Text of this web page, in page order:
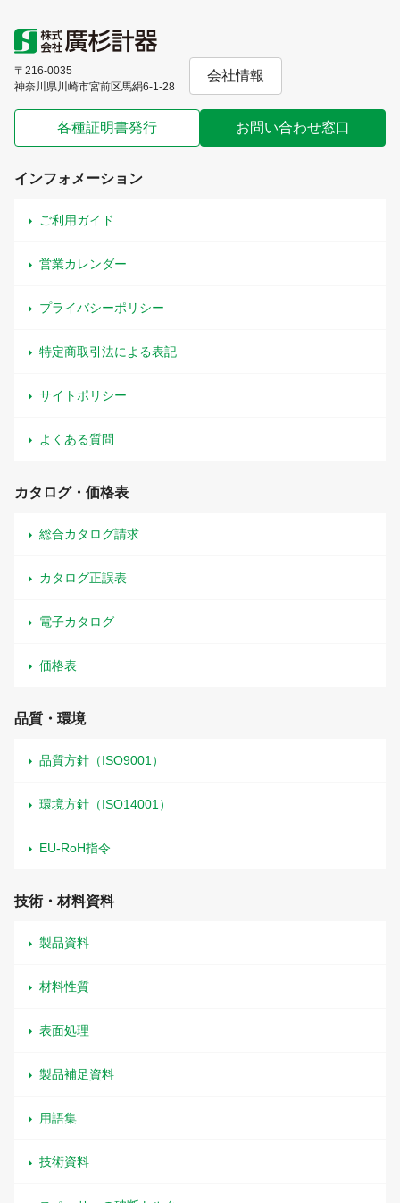
〒216-0035
神奈川県川崎市宮前区馬絹6-1-28
会社情報
各種証明書発行 お問い合わせ窓口
インフォメーション
ご利用ガイド
営業カレンダー
プライバシーポリシー
特定商取引法による表記
サイトポリシー
よくある質問
カタログ・価格表
総合カタログ請求
カタログ正誤表
電子カタログ
価格表
品質・環境
品質方針（ISO9001）
環境方針（ISO14001）
EU-RoH指令
技術・材料資料
製品資料
材料性質
表面処理
製品補足資料
用語集
技術資料